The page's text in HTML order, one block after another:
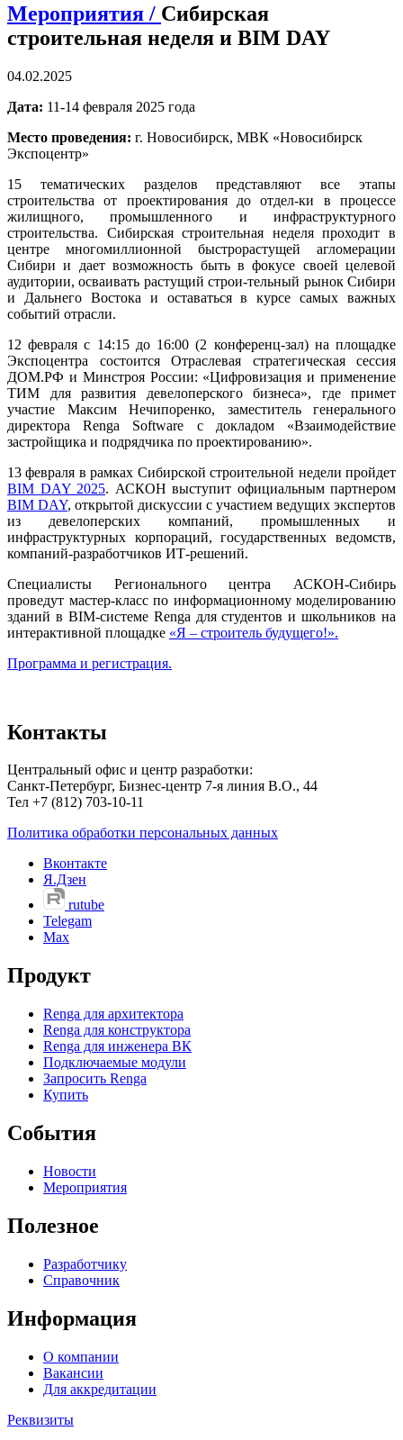
Мероприятия / Сибирская
строительная неделя и BIM DAY
04.02.2025
Дата: 11-14 февраля 2025 года
Место проведения: г. Новосибирск, МВК «Новосибирск
Экспоцентр»
15 тематических разделов представляют все этапы
строительства от проектирования до отдел-ки в процессе
жилищного, промышленного и инфраструктурного
строительства. Сибирская строительная неделя проходит в
центре многомиллионной быстрорастущей агломерации
Сибири и дает возможность быть в фокусе своей целевой
аудитории, осваивать растущий строи-тельный рынок Сибири
и Дальнего Востока и оставаться в курсе самых важных
событий отрасли.
12 февраля с 14:15 до 16:00 (2 конференц-зал) на площадке
Экспоцентра состоится Отраслевая стратегическая сессия
ДОМ.РФ и Минстроя России: «Цифровизация и применение
ТИМ для развития девелоперского бизнеса», где примет
участие Максим Нечипоренко, заместитель генерального
директора Renga Software с докладом «Взаимодействие
застройщика и подрядчика по проектированию».
13 февраля в рамках Сибирской строительной недели пройдет
BIM DAY 2025. АСКОН выступит официальным партнером
BIM DAY, открытой дискуссии с участием ведущих экспертов
из девелоперских компаний, промышленных и
инфраструктурных корпораций, государственных ведомств,
компаний-разработчиков ИТ-решений.
Специалисты Регионального центра АСКОН-Сибирь
проведут мастер-класс по информационному моделированию
зданий в BIM-системе Renga для студентов и школьников на
интерактивной площадке «Я – строитель будущего!».
Программа и регистрация.
Контакты
Центральный офис и центр разработки:
Санкт-Петербург, Бизнес-центр 7-я линия В.О., 44
Тел +7 (812) 703-10-11
Политика обработки персональных данных
Вконтакте
Я.Дзен
rutube
Telegam
Max
Продукт
Renga для архитектора
Renga для конструктора
Renga для инженера ВК
Подключаемые модули
Запросить Renga
Купить
События
Новости
Мероприятия
Полезное
Разработчику
Справочник
Информация
О компании
Вакансии
Для аккредитации
Реквизиты